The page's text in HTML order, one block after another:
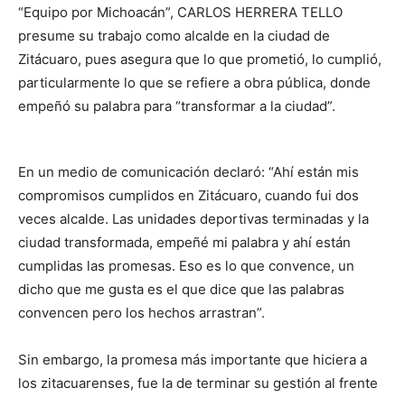
“Equipo por Michoacán”, CARLOS HERRERA TELLO
presume su trabajo como alcalde en la ciudad de
Zitácuaro, pues asegura que lo que prometió, lo cumplió,
particularmente lo que se refiere a obra pública, donde
empeñó su palabra para “transformar a la ciudad”.
En un medio de comunicación declaró: “Ahí están mis
compromisos cumplidos en Zitácuaro, cuando fui dos
veces alcalde. Las unidades deportivas terminadas y la
ciudad transformada, empeñé mi palabra y ahí están
cumplidas las promesas. Eso es lo que convence, un
dicho que me gusta es el que dice que las palabras
convencen pero los hechos arrastran”.
Sin embargo, la promesa más importante que hiciera a
los zitacuarenses, fue la de terminar su gestión al frente